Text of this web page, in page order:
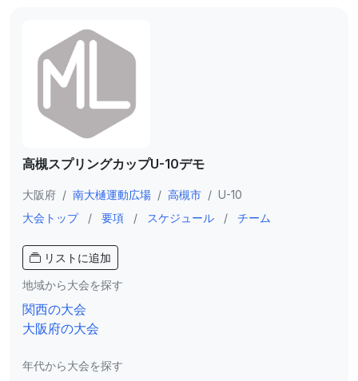
高槻スプリングカップU-10デモ
大阪府 / 南大樋運動広場 / 高槻市 / U-10
大会トップ
/ 要項 / スケジュール / チーム
リストに追加
地域から大会を探す
関西の大会
大阪府の大会
年代から大会を探す